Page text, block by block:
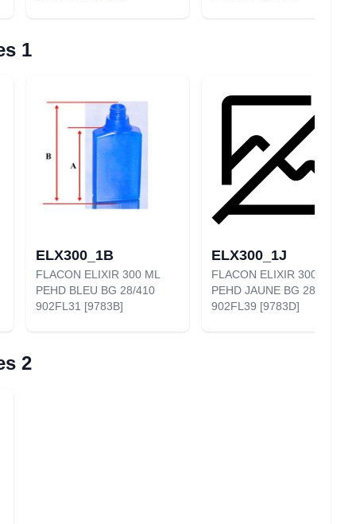
1
ELX300_1B
FLACON ELIXIR 300 ML
PEHD BLEU BG 28/410
902FL31 [9783B]
ELX300_1J
FLACON ELIXIR 300 ML
PEHD JAUNE BG 28/410
902FL39 [9783D]
2